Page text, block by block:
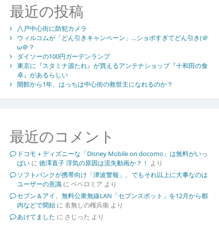
最近の投稿
八戸中心街に防犯カメラ
ウィルコムが「どん引きキャンペーン」…ショボすぎてどん引き(＠
ω＠？
ダイソーの100円ガーデンランプ
東京に『スタミナ源たれ』が買えるアンテナショップ『十和田の食
卓』があるらしい
開館から1年、はっちは中心街の救世主になれるのか？
最近のコメント
ドコモ＋ディズニーな「Disney Mobile on docomo」は無料がいっ
ぱいに 徳澤直子 浮気の原因は流失動画か？！ より
ソフトバンクが携帯向け「津波警報」、でもそれ以上に大事なのは
ユーザーの意識に ペペロミア より
セブン＆アイ、無料公衆無線LAN「セブンスポット」を12月から都
内などで開始に 名無しの権兵衛より
あけてました に さじった より